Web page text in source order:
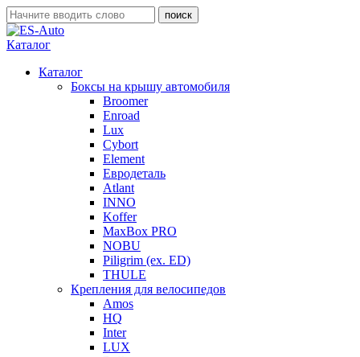
Каталог
Каталог
Боксы на крышу автомобиля
Broomer
Enroad
Lux
Cybort
Element
Евродеталь
Atlant
INNO
Koffer
MaxBox PRO
NOBU
Piligrim (ex. ED)
THULE
Крепления для велосипедов
Amos
HQ
Inter
LUX